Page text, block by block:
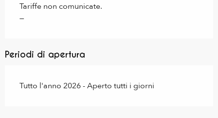
Tariffe non comunicate.
—
Periodi di apertura
Tutto l'anno 2026 - Aperto tutti i giorni